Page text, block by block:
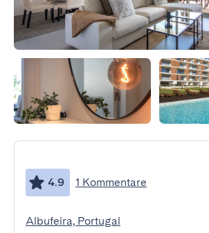
4.9 1 Kommentare
Albufeira, Portugal